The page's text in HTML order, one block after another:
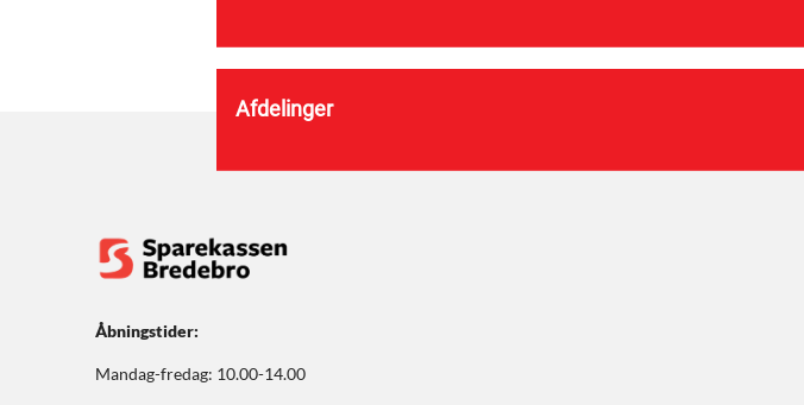
Afdelinger
Åbningstider:
Mandag-fredag: 10.00-14.00